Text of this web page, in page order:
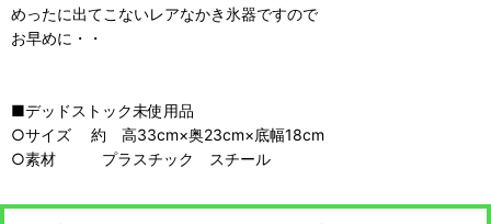
めったに出てこないレアなかき氷器ですので
お早めに・・
■デッドストック未使用品
○サイズ 約 高33cm×奥23cm×底幅18cm
○素材 プラスチック スチール